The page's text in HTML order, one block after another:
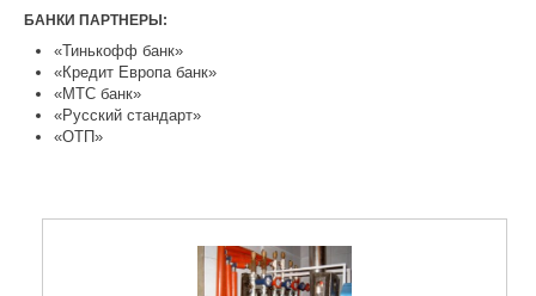
БАНКИ ПАРТНЕРЫ:
«Тинькофф банк»
«Кредит Европа банк»
«МТС банк»
«Русский стандарт»
«ОТП»